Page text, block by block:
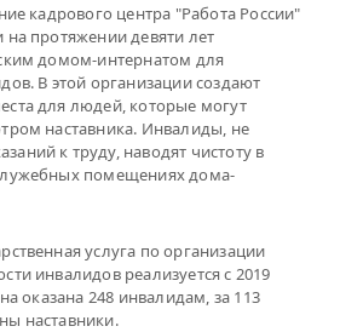
кадрового центра "Работа России"
протяжении девяти лет
домом-интернатом для
В этой организации создают
для людей, которые могут
наставника. Инвалиды, не
к труду, наводят чистоту в
помещениях дома-
услуга по организации
инвалидов реализуется с 2019
оказана 248 инвалидам, за 113
наставники.